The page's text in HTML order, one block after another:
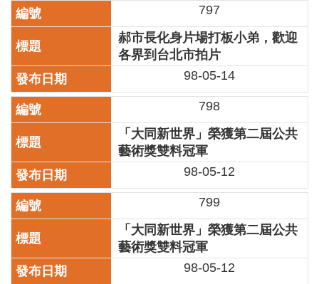
市
政
府
政
府
公
開
訊
著
作
權
聲
明
隱
私
797
郝市長化身片場打板小弟，歡迎
各界到台北市拍片
98-05-14
798
「大同新世界」榮獲第二屆公共
藝術獎雙料冠軍
98-05-12
799
「大同新世界」榮獲第二屆公共
藝術獎雙料冠軍
98-05-12